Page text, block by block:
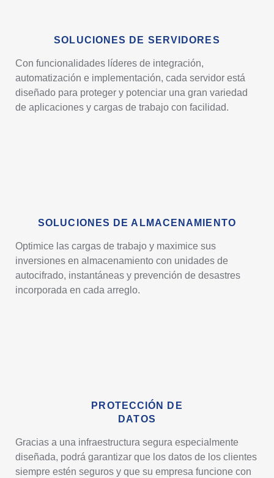
SOLUCIONES DE SERVIDORES
Con funcionalidades líderes de integración,
automatización e implementación, cada servidor está
diseñado para proteger y potenciar una gran variedad
de aplicaciones y cargas de trabajo con facilidad.
SOLUCIONES DE ALMACENAMIENTO
Optimice las cargas de trabajo y maximice sus
inversiones en almacenamiento con unidades de
autocifrado, instantáneas y prevención de desastres
incorporada en cada arreglo.
PROTECCIÓN DE
DATOS
Gracias a una infraestructura segura especialmente
diseñada, podrá garantizar que los datos de los clientes
siempre estén seguros y que su empresa funcione con